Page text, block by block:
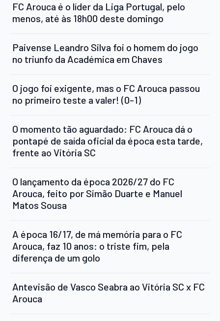
FC Arouca é o líder da Liga Portugal, pelo
menos, até às 18h00 deste domingo
Paivense Leandro Silva foi o homem do jogo
no triunfo da Académica em Chaves
O jogo foi exigente, mas o FC Arouca passou
no primeiro teste a valer! (0-1)
O momento tão aguardado: FC Arouca dá o
pontapé de saída oficial da época esta tarde,
frente ao Vitória SC
O lançamento da época 2026/27 do FC
Arouca, feito por Simão Duarte e Manuel
Matos Sousa
A época 16/17, de má memória para o FC
Arouca, faz 10 anos: o triste fim, pela
diferença de um golo
Antevisão de Vasco Seabra ao Vitória SC x FC
Arouca